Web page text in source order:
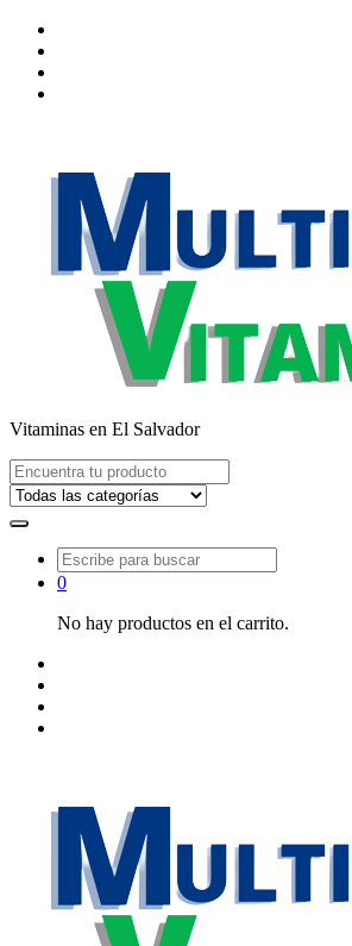
Saltar
contenido
Vitaminas en El Salvador
Buscar:
Buscar:
0
No hay productos en el carrito.